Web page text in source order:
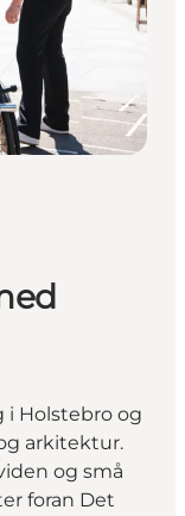
i Holstebro og
arkitektur.
og små
foran Det